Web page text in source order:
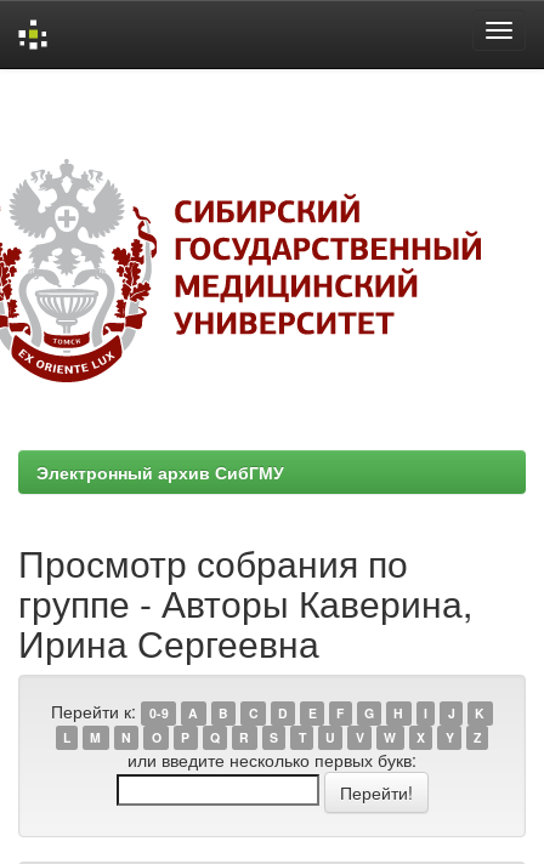
Электронный архив СибГМУ
Просмотр собрания по
группе - Авторы Каверина,
Ирина Сергеевна
Перейти к: 0-9 A B C D E F G H I J
K
L
M N O P Q R S T U V W X Y Z
или введите несколько первых букв: